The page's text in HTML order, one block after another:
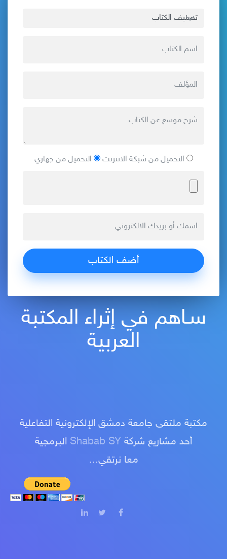
التحميل من شبكة الانترنت التحميل من جهازي
سـاهم في إثراء المكتبة
العربية
مكتبة ملتقى جامعة دمشق الإلكترونية التفاعلية
أحد مشاريع شركة Shabab SY البرمجية
معا نرتقي...